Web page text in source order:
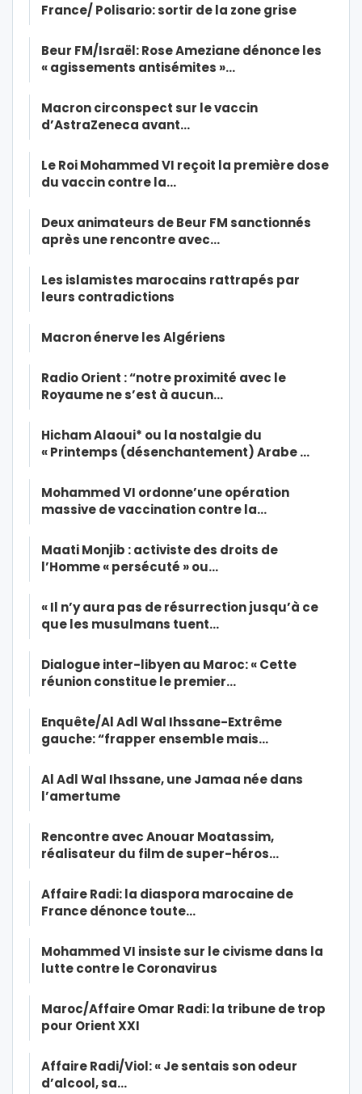
France/ Polisario: sortir de la zone grise
Beur FM/Israël: Rose Ameziane dénonce les
« agissements antisémites »…
Macron circonspect sur le vaccin
d’AstraZeneca avant…
Le Roi Mohammed VI reçoit la première dose
du vaccin contre la…
Deux animateurs de Beur FM sanctionnés
après une rencontre avec…
Les islamistes marocains rattrapés par
leurs contradictions
Macron énerve les Algériens
Radio Orient : “notre proximité avec le
Royaume ne s’est à aucun…
Hicham Alaoui* ou la nostalgie du
« Printemps (désenchantement) Arabe …
Mohammed VI ordonne’une opération
massive de vaccination contre la…
Maati Monjib : activiste des droits de
l’Homme « persécuté » ou…
« Il n’y aura pas de résurrection jusqu’à ce
que les musulmans tuent…
Dialogue inter-libyen au Maroc: « Cette
réunion constitue le premier…
Enquête/Al Adl Wal Ihssane-Extrême
gauche: “frapper ensemble mais…
Al Adl Wal Ihssane, une Jamaa née dans
l’amertume
Rencontre avec Anouar Moatassim,
réalisateur du film de super-héros…
Affaire Radi: la diaspora marocaine de
France dénonce toute…
Mohammed VI insiste sur le civisme dans la
lutte contre le Coronavirus
Maroc/Affaire Omar Radi: la tribune de trop
pour Orient XXI
Affaire Radi/Viol: « Je sentais son odeur
d’alcool, sa…